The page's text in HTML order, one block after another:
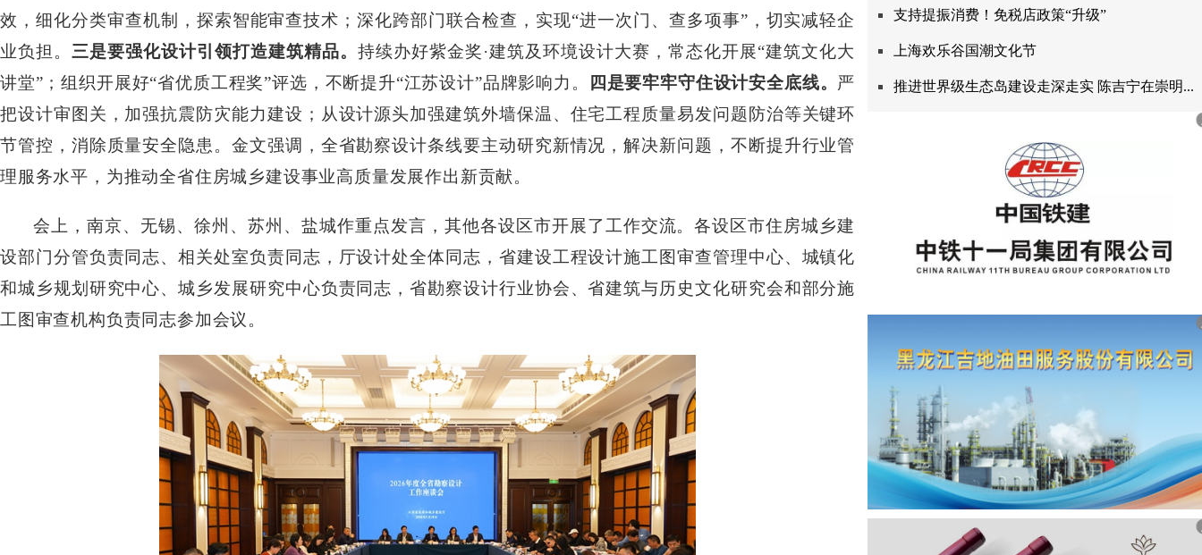
效，细化分类审查机制，探索智能审查技术；深化跨部门联合检查，实现“进一次门、查多项事”，切实减轻企
业负担。 三是要强化设计引领打造建筑精品。持续办好紫金奖·建筑及环境设计大赛，常态化开展“建筑文化大
讲堂”；组织开展好“省优质工程奖”评选，不断提升“江苏设计”品牌影响力。
四是要牢牢守住设计安全底线。 严
把设计审图关，加强抗震防灾能力建设；从设计源头加强建筑外墙保温、住宅工程质量易发问题防治等关键环
节管控，消除质量安全隐患。金文强调，全省勘察设计条线要主动研究新情况，解决新问题，不断提升行业管
理服务水平，为推动全省住房城乡建设事业高质量发展作出新贡献。
会上，南京、无锡、徐州、苏州、盐城作重点发言，其他各设区市开展了工作交流。各设区市住房城乡建
设部门分管负责同志、相关处室负责同志，厅设计处全体同志，省建设工程设计施工图审查管理中心、城镇化
和城乡规划研究中心、城乡发展研究中心负责同志，省勘察设计行业协会、省建筑与历史文化研究会和部分施
工图审查机构负责同志参加会议。
支持提振消费！免税店政策“升级”
上海欢乐谷国潮文化节
推进世界级生态岛建设走深走实陈吉宁在崇明...